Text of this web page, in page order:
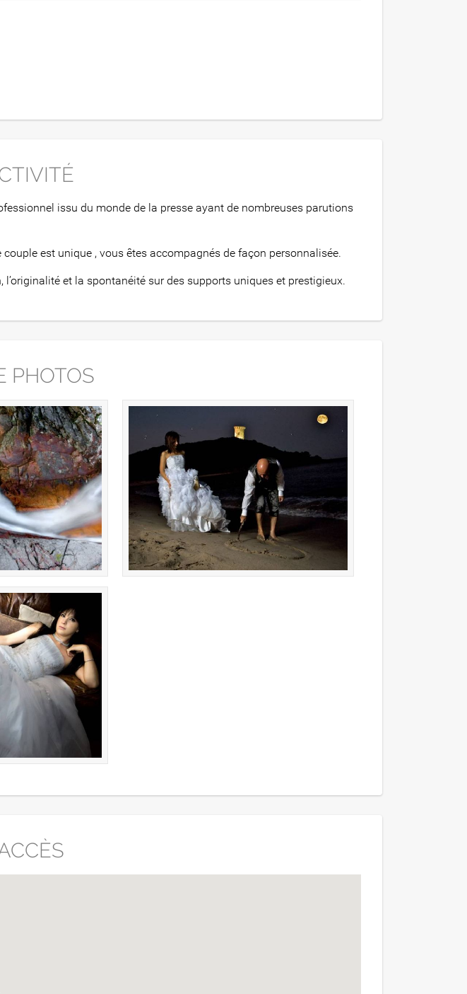
issu du monde de la presse ayant de nombreuses parutions
est unique , vous êtes accompagnés de façon personnalisée.
et la spontanéité sur des supports uniques et prestigieux.
PHOTOS